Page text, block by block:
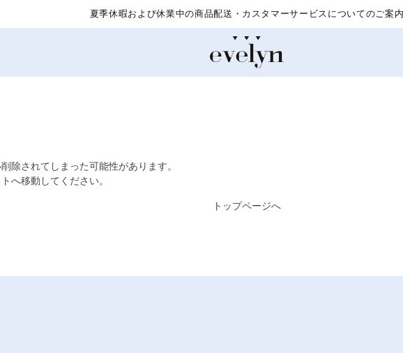
夏季休暇および休業中の商品配送・カスタマーサービスについてのご案
除されてしまった可能性があります。
へ移動してください。
トップページへ